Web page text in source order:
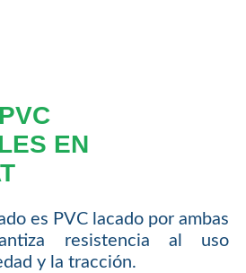
EN
es PVC lacado por ambas
resistencia al uso
y la tracción.